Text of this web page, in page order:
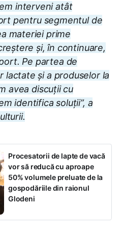
interveni atât
pentru segmentul de
materiei prime
și, în continuare,
Pe partea de
lactate și a produselor la
avea discuții cu
identifica soluții”, a
Procesatorii de lapte de vacă
vor să reducă cu aproape
50% volumele preluate de la
gospodăriile din raionul
Glodeni